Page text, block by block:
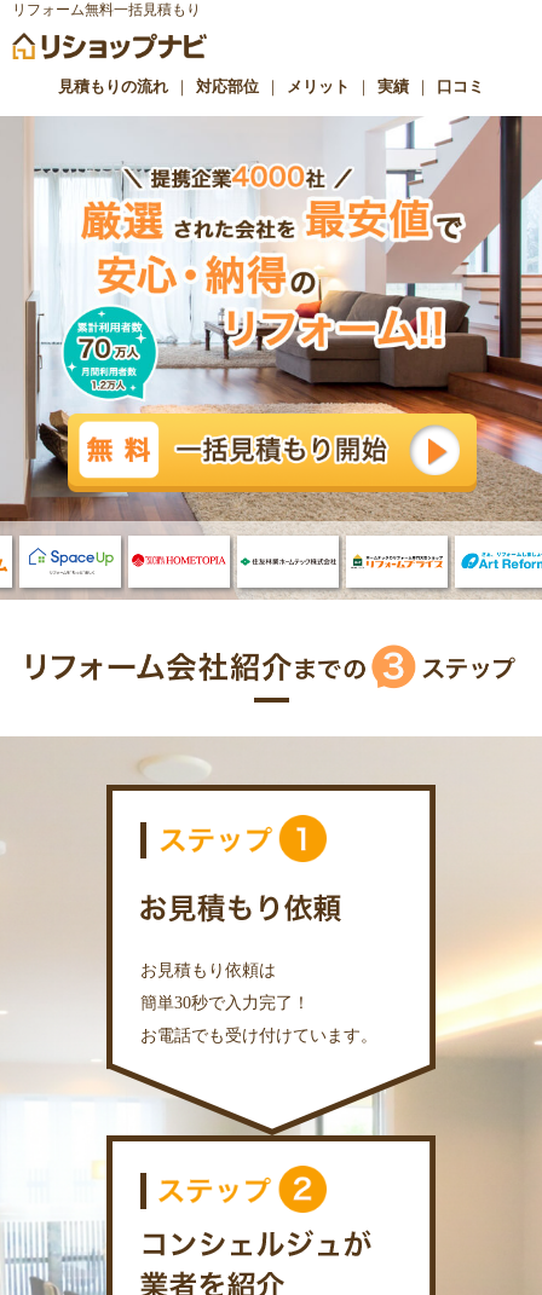
リフォーム無料一括見積もり
見積もりの流れ ｜ 対応部位 ｜ メリット ｜ 実績 ｜ 口コミ
お見積もり依頼は
簡単30秒で入力完了！
お電話でも受け付けています。